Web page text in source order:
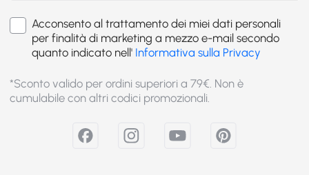
Acconsento al trattamento dei miei dati personali
per finalità di marketing a mezzo e-mail secondo
quanto indicato nell' Informativa sulla Privacy
*Sconto valido per ordini superiori a 79€. Non è
cumulabile con altri codici promozionali.